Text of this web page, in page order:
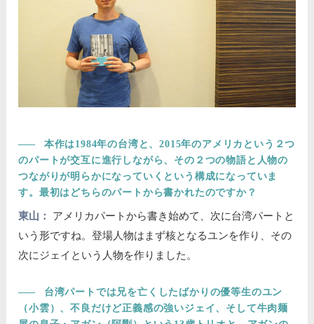
――
本作は1984年の台湾と、2015年のアメリカという２つ
のパートが交互に進行しながら、その２つの物語と人物の
つながりが明らかになっていくという構成になっていま
す。最初はどちらのパートから書かれたのですか？
東山：
アメリカパートから書き始めて、次に台湾パートと
いう形ですね。登場人物はまず核となるユンを作り、その
次にジェイという人物を作りました。
――
台湾パートでは兄を亡くしたばかりの優等生のユン
（小雲）、不良だけど正義感の強いジェイ、そして牛肉麺